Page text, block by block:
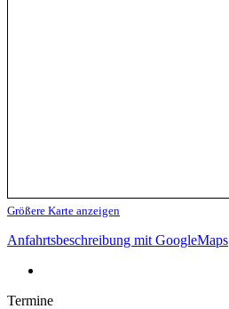
Größere Karte anzeigen
Anfahrtsbeschreibung mit GoogleMaps
Termine